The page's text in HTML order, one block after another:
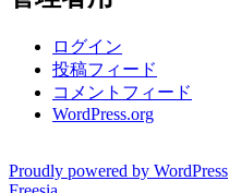
ログイン
投稿フィード
コメントフィード
WordPress.org
Proudly powered by WordPress